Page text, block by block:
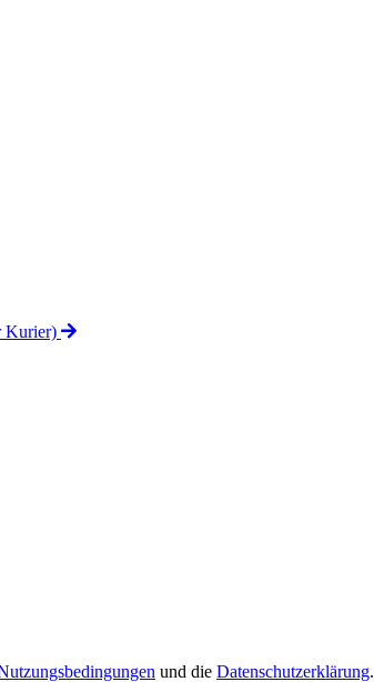
Kurier)
und die Datenschutzerklärung.